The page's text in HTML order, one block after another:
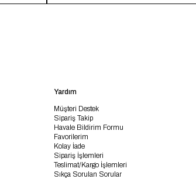
Yardım
Müşteri Destek
Sipariş Takip
Havale Bildirim Formu
Favorilerim
Kolay İade
Sipariş İşlemleri
Teslimat/Kargo İşlemleri
Sıkça Sorulan Sorular